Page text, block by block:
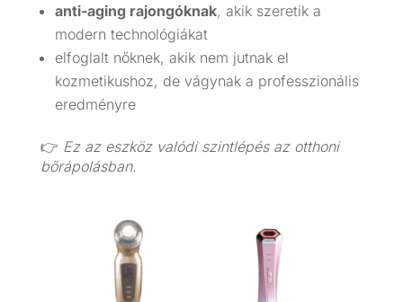
anti-aging rajongóknak, akik szeretik a
modern technológiákat
elfoglalt nőknek, akik nem jutnak el
kozmetikushoz, de vágynak a professzionális
eredményre
👉 Ez az eszköz valódi szintlépés az otthoni
bőrápolásban.